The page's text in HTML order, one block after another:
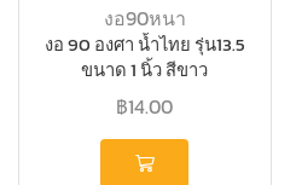
งอ90หนา
งอ 90 องศา น้ำไทย รุ่น13.5
ขนาด 1 นิ้ว สีขาว
฿14.00